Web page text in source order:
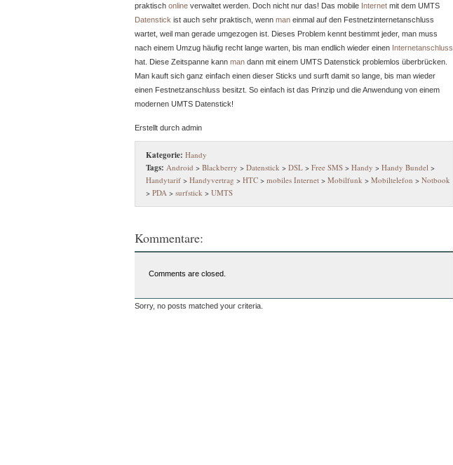
praktisch online verwaltet werden. Doch nicht nur das! Das mobile Internet mit dem UMTS
Datenstick ist auch sehr praktisch, wenn man einmal auf den Festnetzinternetanschluss
wartet, weil man gerade umgezogen ist. Dieses Problem kennt bestimmt jeder, man muss
nach einem Umzug häufig recht lange warten, bis man endlich wieder einen Internetanschluss
hat. Diese Zeitspanne kann man dann mit einem UMTS Datenstick problemlos überbrücken.
Man kauft sich ganz einfach einen dieser Sticks und surft damit so lange, bis man wieder
einen Festnetzanschluss besitzt. So einfach ist das Prinzip und die Anwendung von einem
modernen UMTS Datenstick!
Erstellt durch admin
Kategorie: Handy
Tags: Android > Blackberry > Datenstick > DSL > Free SMS > Handy > Handy Bundel >
Handytarif > Handyvertrag > HTC > mobiles Internet > Mobilfunk > Mobiltelefon > Notbook
> PDA > surfstick > UMTS
Kommentare:
Comments are closed.
Sorry, no posts matched your criteria.